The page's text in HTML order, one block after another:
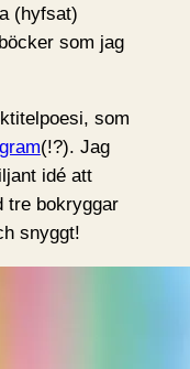
(hyfsat)
som jag
som
(!?). Jag
idé att
tre bokryggar
snyggt!